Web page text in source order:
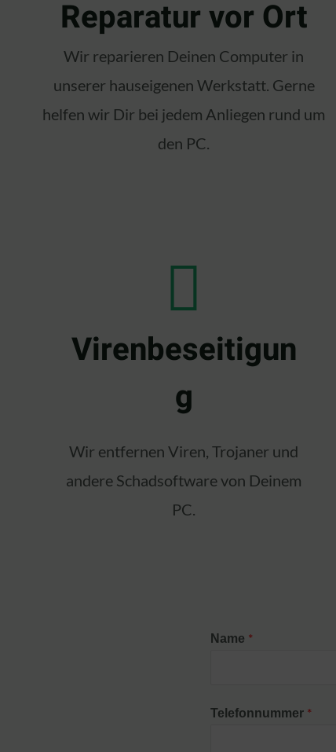
Reparatur vor Ort
Wir reparieren Deinen Computer in
unserer hauseigenen Werkstatt. Gerne
helfen wir Dir bei jedem Anliegen rund um
den PC.
Virenbeseitigun
g
Wir entfernen Viren, Trojaner und
andere Schadsoftware von Deinem
PC.
Name *
Telefonnummer *